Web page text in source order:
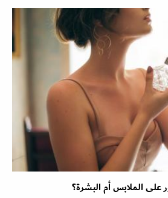
على الملابس أم البشرة؟